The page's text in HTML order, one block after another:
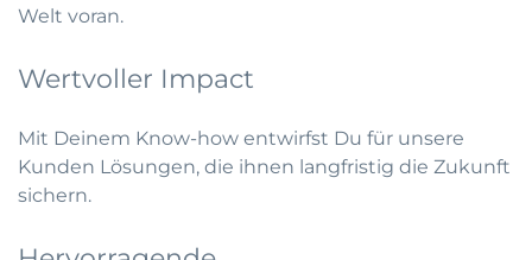
Welt voran.
Wertvoller Impact
Mit Deinem Know-how entwirfst Du für unsere
Kunden Lösungen, die ihnen langfristig die Zukunft
sichern.